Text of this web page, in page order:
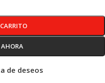
AHORA
de deseos